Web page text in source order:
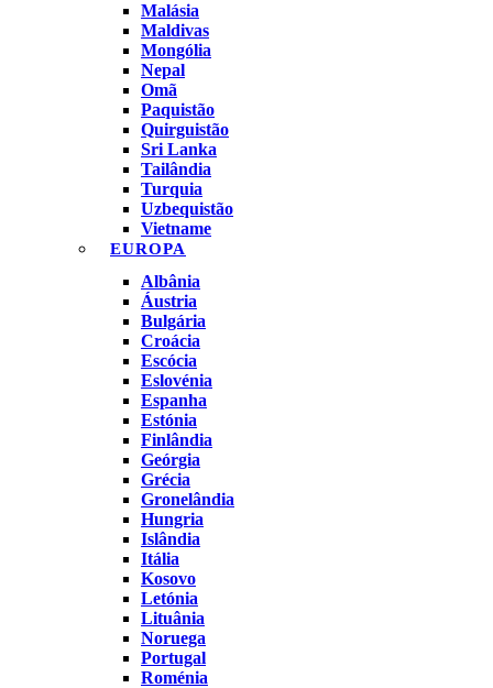
Malásia
Maldivas
Mongólia
Nepal
Omã
Paquistão
Quirguistão
Sri Lanka
Tailândia
Turquia
Uzbequistão
Vietname
EUROPA
Albânia
Áustria
Bulgária
Croácia
Escócia
Eslovénia
Espanha
Estónia
Finlândia
Geórgia
Grécia
Gronelândia
Hungria
Islândia
Itália
Kosovo
Letónia
Lituânia
Noruega
Portugal
Roménia